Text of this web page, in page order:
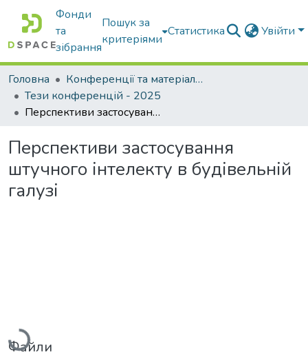
Фонди
та
зібрання
Пошук за
критеріями
Статистика Увійти
Головна
Конференції та матеріали конференцій
Тези конференцій - 2025
Перспективи застосування штучного інтелекту в будівельній галузі
Перспективи застосування
штучного інтелекту в будівельній
галузі
Вантажиться...
Файли